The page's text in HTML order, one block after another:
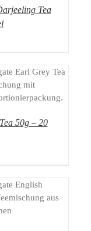
Tea
50g – 20